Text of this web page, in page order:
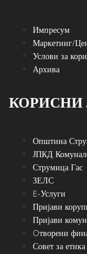
Импресум
Маркетинг/
Услови за
Архива
Општина
ЈПКД
Струмица Гас
ЗЕЛС
E-Услуги
Пријави
Пријави
Oтворени
Совет за